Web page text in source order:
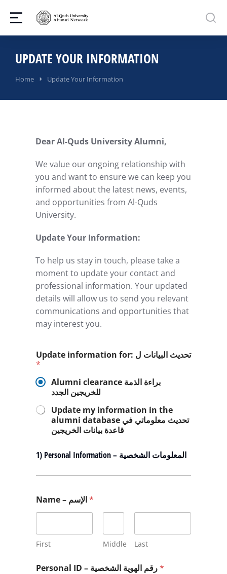
UPDATE YOUR INFORMATION
You are here:
Home Update Your Information
Dear Al-Quds University Alumni,
We value our ongoing relationship with
you and want to ensure we can keep you
informed about the latest news, events,
and opportunities from Al-Quds
University.
Update Your Information:
To help us stay in touch, please take a
moment to update your contact and
professional information. Your updated
details will allow us to send you relevant
communications and opportunities that
may interest you.
Update information for: تحديث البيانات ل
*
Alumni clearance براءة الذمة
للخريجين الجدد
Update my information in the
alumni database تحديث معلوماتي في
قاعدة بيانات الخريجين
1) Personal Information – المعلومات الشخصية
*
First Middle Last
*